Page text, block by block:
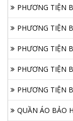
PHƯƠNG TIỆN
PHƯƠNG TIỆN
PHƯƠNG TIỆN
PHƯƠNG TIỆN
PHƯƠNG TIỆN
QUẦN ÁO BẢO